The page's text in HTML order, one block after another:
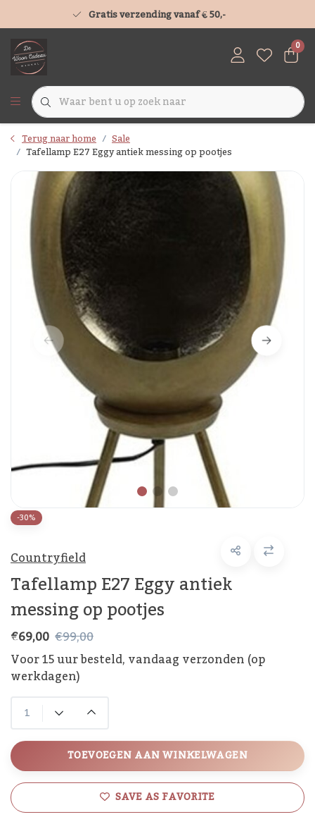
Gratis verzending vanaf € 50,-
0
Terug naar home Sale
Tafellamp E27 Eggy antiek messing op pootjes
-30%
Countryfield
Tafellamp E27 Eggy antiek
messing op pootjes
€69,00 €99,00
Voor 15 uur besteld, vandaag verzonden (op
werkdagen)
TOEVOEGEN AAN WINKELWAGEN
SAVE AS FAVORITE